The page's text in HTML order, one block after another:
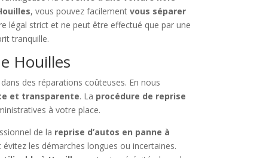
, vous pouvez facilementvous séparer
légal strict et ne peut être effectué que par une
tranquille.
Houilles
des réparations coûteuses. En nous
et transparente. La procédure de reprise
à votre place.
de la reprise d’autos en panne à
évitez les démarches longues ou incertaines.